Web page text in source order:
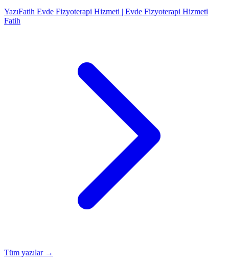
YazıFatih Evde Fizyoterapi Hizmeti | Evde Fizyoterapi Hizmeti
Fatih
Tüm yazılar →